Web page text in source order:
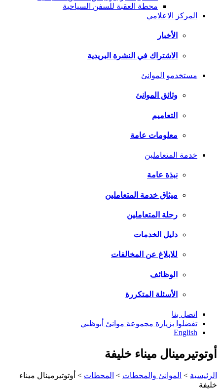
محطة العقبة للسفن السياحية
المركز الاعلامي
الأخبار
الاشتراك في النشرة البريدية
مستخدمو الموانئ
وثائق الموانئ
التعاميم
معلومات عامة
خدمة المتعاملين
نبذة عامة
ميثاق خدمة المتعاملين
رحلة المتعاملين
دليل الخدمات
للابلاغ عن المخالفات
الوظائف
الأسئلة المتكررة
اتصل بنا
تفضلوا بزيارة مجموعة موانئ أبوظبي
English
أوتوتيرمينال ميناء خليفة
الرئيسية > الموانئ والمحطات > المحطات > أوتوتيرمينال ميناء
خليفة